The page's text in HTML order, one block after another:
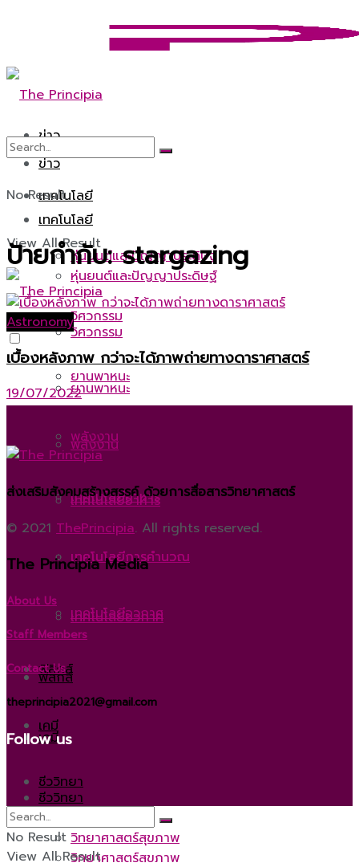
ข่าว
เทคโนโลยี
หุ่นยนต์และปัญญาประดิษฐ์
วิศวกรรม
ยานพาหนะ
พลังงาน
เทคโนโลยีอาหาร
เทคโนโลยีการคำนวณ
เทคโนโลยีอวกาศ
ฟิสิกส์
เคมี
ชีววิทยา
วิทยาศาสตร์สุขภาพ
ข่าว
เทคโนโลยี
หุ่นยนต์และปัญญาประดิษฐ์
วิศวกรรม
ยานพาหนะ
พลังงาน
เทคโนโลยีอาหาร
เทคโนโลยีการคำนวณ
เทคโนโลยีอวกาศ
ฟิสิกส์
เคมี
ชีววิทยา
วิทยาศาสตร์สุขภาพ
No Result
View All Result
ป้ายกำกับ:stargazing
Astronomy
เบื้องหลังภาพ กว่าจะได้ภาพถ่ายทางดาราศาสตร์
19/07/2022
ส่งเสริมสังคมสร้างสรรค์ ด้วยการสื่อสารวิทยาศาสตร์
© 2021 ThePrincipia. All rights reserved.
The Principia Media
About Us
Staff Members
Contact Us
theprincipia2021@gmail.com
Follow us
No Result
View All Result